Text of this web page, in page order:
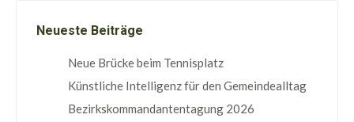
Neueste Beiträge
Neue Brücke beim Tennisplatz
Künstliche Intelligenz für den Gemeindealltag
Bezirkskommandantentagung 2026